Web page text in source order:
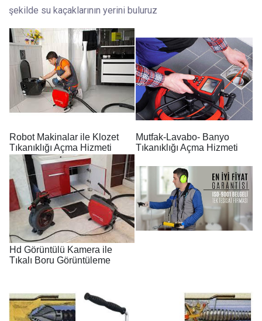
şekilde su kaçaklarının yerini buluruz
Robot Makinalar ile Klozet
Tıkanıklığı Açma Hizmeti
Mutfak-Lavabo- Banyo
Tıkanıklığı Açma Hizmeti
Hd Görüntülü Kamera ile
Tıkalı Boru Görüntüleme